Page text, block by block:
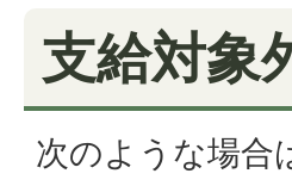
支給対象
次のような場合